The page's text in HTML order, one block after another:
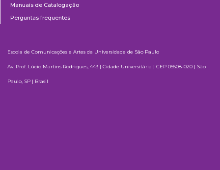
Manuais de Catalogação
Perguntas frequentes
Escola de Comunicações e Artes da Universidade de São Paulo
Av. Prof. Lúcio Martins Rodrigues, 443 | Cidade Universitária | CEP 05508-020 | São
Paulo, SP | Brasil